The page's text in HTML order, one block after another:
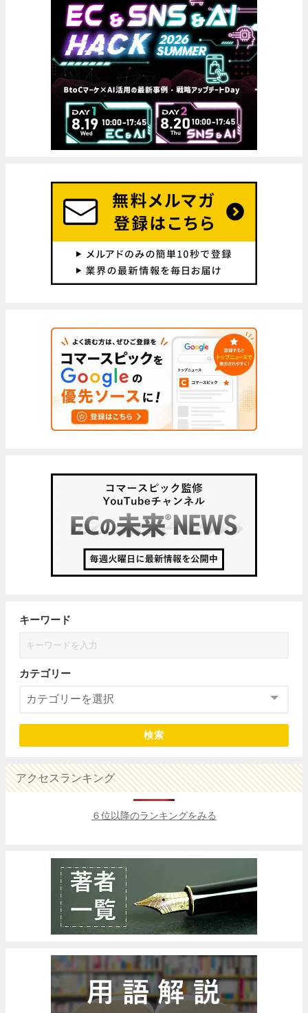
キーワード
カテゴリー
検索
アクセスランキング
６位以降のランキングをみる